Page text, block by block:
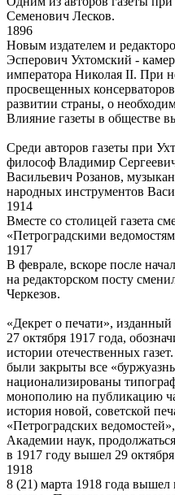
Семенович Лесков.
1896
Новым издателем и
Эсперович Ухтомский -
императора Николая II. При
просвещенных
развитии страны, о
Влияние газеты в обществе
Среди авторов газеты при
философ Владимир
Васильевич Розанов,
народных инструментов
1914
Вместе со столицей газета
«Петроградскими
1917
В феврале, вскоре после
на редакторском посту
Черкезов.
«Декрет о печати»,
27 октября 1917 года,
истории отечественных
были закрыты все
национализированы
монополию на публикацию
история новой, советской
«Петроградских
Академии наук,
в 1917 году вышел 29
1918
8 (21) марта 1918 года